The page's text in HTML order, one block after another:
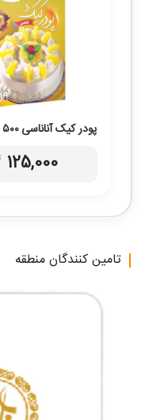
پودر کیک آناناسی ۵۰۰ گرمی هلچین
125,000
تامین کنندگان منطقه